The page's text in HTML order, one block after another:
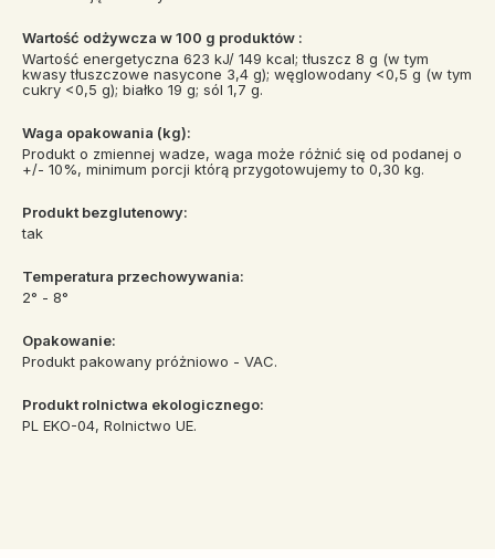
Wartość odżywcza w 100 g produktów :
Wartość energetyczna 623 kJ/ 149 kcal; tłuszcz 8 g (w tym
kwasy tłuszczowe nasycone 3,4 g); węglowodany <0,5 g (w tym
cukry <0,5 g); białko 19 g; sól 1,7 g.
Waga opakowania (kg):
Produkt o zmiennej wadze, waga może różnić się od podanej o
+/- 10%, minimum porcji którą przygotowujemy to 0,30 kg.
Produkt bezglutenowy:
tak
Temperatura przechowywania:
2° - 8°
Opakowanie:
Produkt pakowany próżniowo - VAC.
Produkt rolnictwa ekologicznego:
PL EKO-04, Rolnictwo UE.